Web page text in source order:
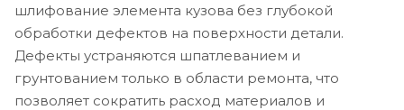
шлифование элемента кузова без глубокой
обработки дефектов на поверхности детали.
Дефекты устраняются шпатлеванием и
грунтованием только в области ремонта, что
позволяет сократить расход материалов и